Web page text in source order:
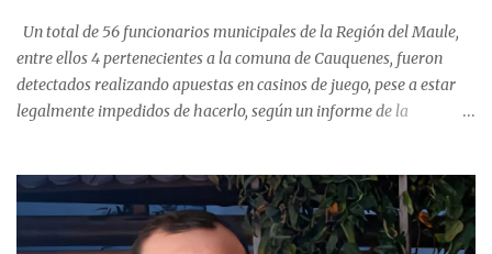
Un total de 56 funcionarios municipales de la Región del Maule,
entre ellos 4 pertenecientes a la comuna de Cauquenes, fueron
detectados realizando apuestas en casinos de juego, pese a estar
legalmente impedidos de hacerlo, según un informe de la
estableció que estos funcionarios —quienes administran o
custodian fondos públicos— efectuaron transacciones por un
monto total de $116.075.918 entre enero de 2024 y junio de 2025.